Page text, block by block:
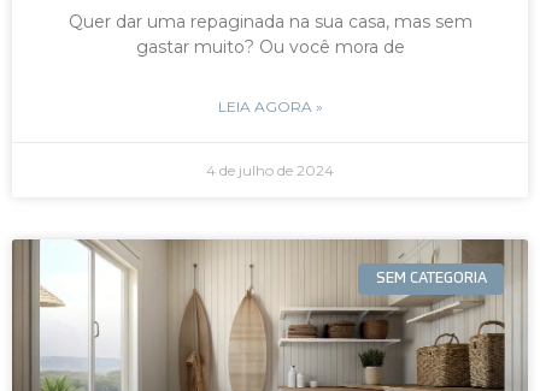
Quer dar uma repaginada na sua casa, mas sem
gastar muito? Ou você mora de
LEIA AGORA »
4 de julho de 2024
SEM CATEGORIA